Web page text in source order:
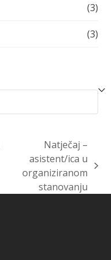
(3)
(3)
next
Natječaj –
asistent/ica u
organiziranom
stanovanju